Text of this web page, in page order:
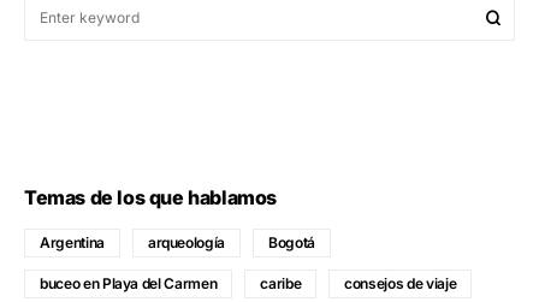
Temas de los que hablamos
Argentina arqueología Bogotá
buceo en Playa del Carmen caribe consejos de viaje